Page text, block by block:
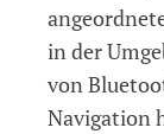
in der
von
Navigation